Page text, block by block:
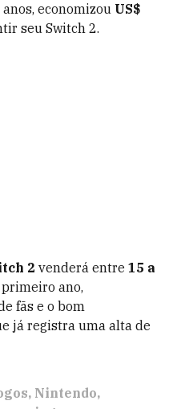
anos, economizou US$
seu Switch 2.
2 venderá entre 15 a
ano,
fãs e o bom
já registra uma alta de
Nintendo